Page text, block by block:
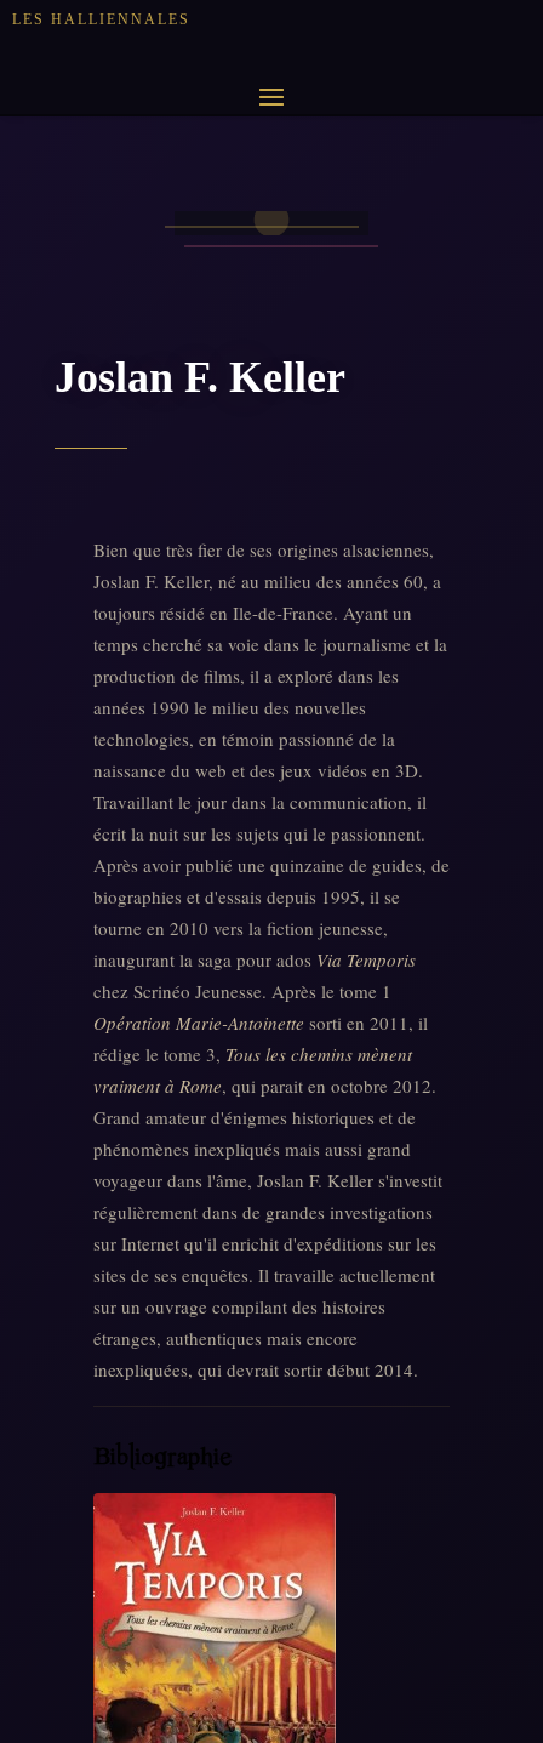
LES HALLIENNALES
Joslan F. Keller
Bien que très fier de ses origines alsaciennes,
Joslan F. Keller, né au milieu des années 60, a
toujours résidé en Ile-de-France. Ayant un
temps cherché sa voie dans le journalisme et la
production de films, il a exploré dans les
années 1990 le milieu des nouvelles
technologies, en témoin passionné de la
naissance du web et des jeux vidéos en 3D.
Travaillant le jour dans la communication, il
écrit la nuit sur les sujets qui le passionnent.
Après avoir publié une quinzaine de guides, de
biographies et d'essais depuis 1995, il se
tourne en 2010 vers la fiction jeunesse,
inaugurant la saga pour ados Via Temporis
chez Scrinéo Jeunesse. Après le tome 1
Opération Marie-Antoinette sorti en 2011, il
rédige le tome 3, Tous les chemins mènent
vraiment à Rome, qui parait en octobre 2012.
Grand amateur d'énigmes historiques et de
phénomènes inexpliqués mais aussi grand
voyageur dans l'âme, Joslan F. Keller s'investit
régulièrement dans de grandes investigations
sur Internet qu'il enrichit d'expéditions sur les
sites de ses enquêtes. Il travaille actuellement
sur un ouvrage compilant des histoires
étranges, authentiques mais encore
inexpliquées, qui devrait sortir début 2014.